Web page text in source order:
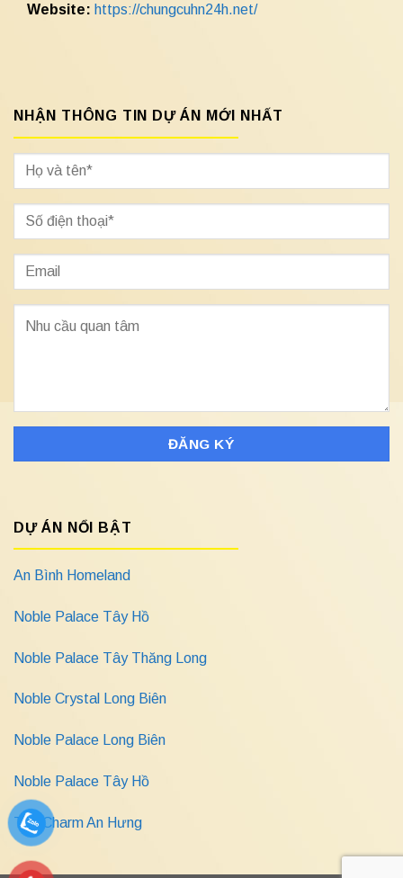
Website: https://chungcuhn24h.net/
NHẬN THÔNG TIN DỰ ÁN MỚI NHẤT
DỰ ÁN NỔI BẬT
An Bình Homeland
Noble Palace Tây Hồ
Noble Palace Tây Thăng Long
Noble Crystal Long Biên
Noble Palace Long Biên
Noble Palace Tây Hồ
The Charm An Hưng